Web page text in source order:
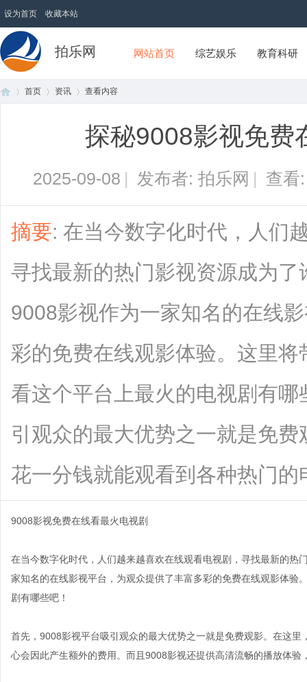
设为首页 收藏本站
拍乐网 网站首页 综艺娱乐 教育科研
首页 资讯 查看内容
探秘9008影视免费
2025-09-08 | 发布者: 拍乐网 | 查
摘要: 在当今数字化时代，人们
寻找最新的热门影视资源成为
9008影视作为一家知名的在线
彩的免费在线观影体验。这里
看这个平台上最火的电视剧有
引观众的最大优势之一就是免
花一分钱就能观看到各种热门的
9008影视免费在线看最火电视剧
在当今数字化时代，人们越来越喜欢在线观看电视剧，寻找最新的
家知名的在线影视平台，为观众提供了丰富多彩的免费在线观影体
剧有哪些吧！
首先，9008影视平台吸引观众的最大优势之一就是免费观影。在这
心会因此产生额外的费用。而且9008影视还提供高清流畅的播放体验